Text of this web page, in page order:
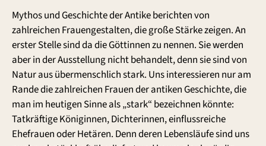
Mythos und Geschichte der Antike berichten von
zahlreichen Frauengestalten, die große Stärke zeigen. An
erster Stelle sind da die Göttinnen zu nennen. Sie werden
aber in der Ausstellung nicht behandelt, denn sie sind von
Natur aus übermenschlich stark. Uns interessieren nur am
Rande die zahlreichen Frauen der antiken Geschichte, die
man im heutigen Sinne als „stark“ bezeichnen könnte:
Tatkräftige Königinnen, Dichterinnen, einflussreiche
Ehefrauen oder Hetären. Denn deren Lebensläufe sind uns